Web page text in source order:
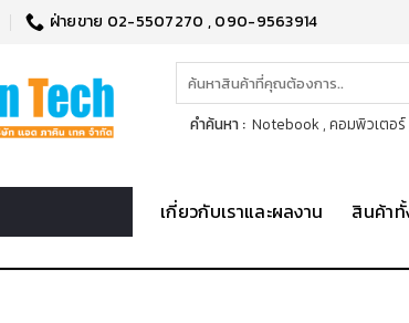
ฝ่ายขาย 02-5507270 , 090-9563914
คำค้นหา : Notebook , คอมพิวเตอร์
เกี่ยวกับเราและผลงาน สินค้า